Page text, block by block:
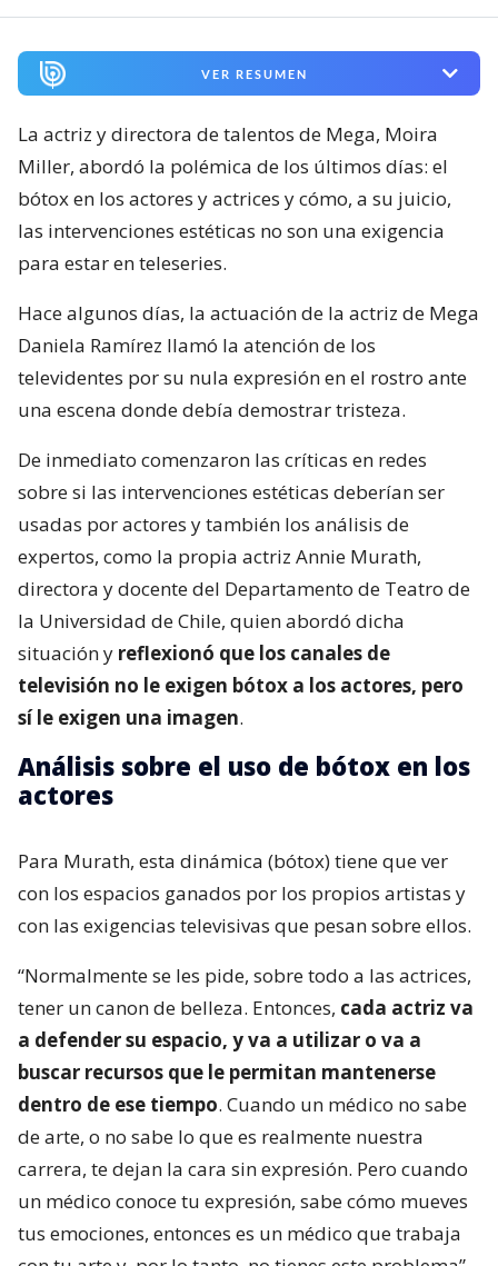
VER RESUMEN
La actriz y directora de talentos de Mega, Moira
Miller, abordó la polémica de los últimos días: el
bótox en los actores y actrices y cómo, a su juicio,
las intervenciones estéticas no son una exigencia
para estar en teleseries.
Hace algunos días, la actuación de la actriz de Mega
Daniela Ramírez llamó la atención de los
televidentes por su nula expresión en el rostro ante
una escena donde debía demostrar tristeza.
De inmediato comenzaron las críticas en redes
sobre si las intervenciones estéticas deberían ser
usadas por actores y también los análisis de
expertos, como la propia actriz Annie Murath,
directora y docente del Departamento de Teatro de
la Universidad de Chile, quien abordó dicha
situación y reflexionó que los canales de
televisión no le exigen bótox a los actores, pero
sí le exigen una imagen.
Análisis sobre el uso de bótox en los
actores
Para Murath, esta dinámica (bótox) tiene que ver
con los espacios ganados por los propios artistas y
con las exigencias televisivas que pesan sobre ellos.
“Normalmente se les pide, sobre todo a las actrices,
tener un canon de belleza. Entonces, cada actriz va
a defender su espacio, y va a utilizar o va a
buscar recursos que le permitan mantenerse
dentro de ese tiempo. Cuando un médico no sabe
de arte, o no sabe lo que es realmente nuestra
carrera, te dejan la cara sin expresión. Pero cuando
un médico conoce tu expresión, sabe cómo mueves
tus emociones, entonces es un médico que trabaja